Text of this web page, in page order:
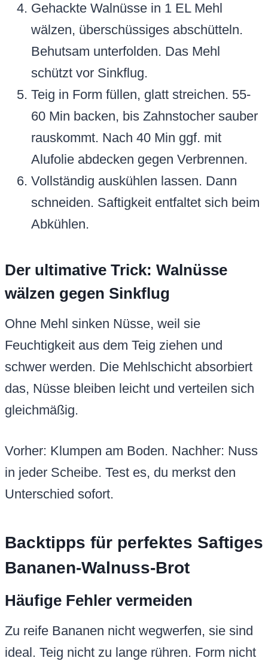
Gehackte Walnüsse in 1 EL Mehl
wälzen, überschüssiges abschütteln.
Behutsam unterfolden. Das Mehl
schützt vor Sinkflug.
Teig in Form füllen, glatt streichen. 55-
60 Min backen, bis Zahnstocher sauber
rauskommt. Nach 40 Min ggf. mit
Alufolie abdecken gegen Verbrennen.
Vollständig auskühlen lassen. Dann
schneiden. Saftigkeit entfaltet sich beim
Abkühlen.
Der ultimative Trick: Walnüsse
wälzen gegen Sinkflug
Ohne Mehl sinken Nüsse, weil sie
Feuchtigkeit aus dem Teig ziehen und
schwer werden. Die Mehlschicht absorbiert
das, Nüsse bleiben leicht und verteilen sich
gleichmäßig.
Vorher: Klumpen am Boden. Nachher: Nuss
in jeder Scheibe. Test es, du merkst den
Unterschied sofort.
Backtipps für perfektes Saftiges
Bananen-Walnuss-Brot
Häufige Fehler vermeiden
Zu reife Bananen nicht wegwerfen, sie sind
ideal. Teig nicht zu lange rühren. Form nicht